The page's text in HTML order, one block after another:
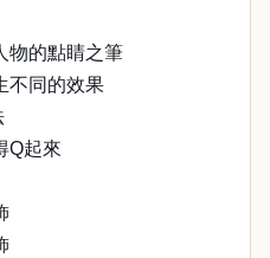
物的點睛之筆
不同的效果
Q起來